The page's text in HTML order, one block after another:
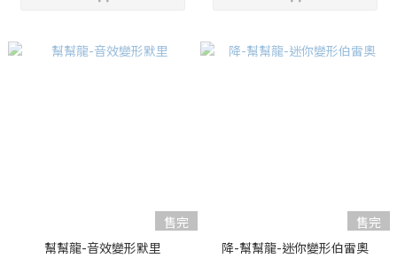
售完
幫幫龍-音效變形默里
售完
降-幫幫龍-迷你變形伯雷奧